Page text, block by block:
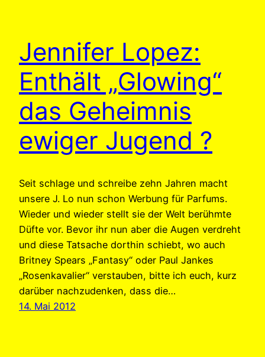
Jennifer Lopez:
Enthält „Glowing“
das Geheimnis
ewiger Jugend ?
Seit schlage und schreibe zehn Jahren macht
unsere J. Lo nun schon Werbung für Parfums.
Wieder und wieder stellt sie der Welt berühmte
Düfte vor. Bevor ihr nun aber die Augen verdreht
und diese Tatsache dorthin schiebt, wo auch
Britney Spears „Fantasy“ oder Paul Jankes
„Rosenkavalier“ verstauben, bitte ich euch, kurz
darüber nachzudenken, dass die…
14. Mai 2012